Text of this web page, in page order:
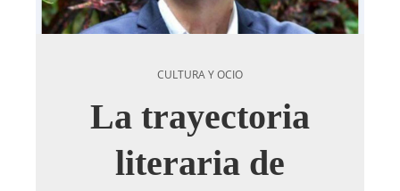
CULTURA Y OCIO
La trayectoria
literaria de